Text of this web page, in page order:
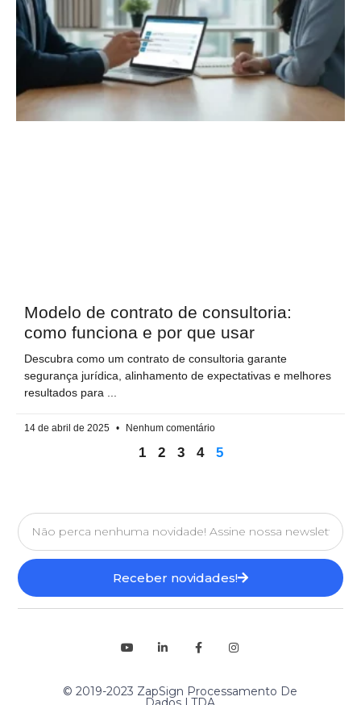
Modelo de contrato de consultoria:
como funciona e por que usar
Descubra como um contrato de consultoria garante
segurança jurídica, alinhamento de expectativas e melhores
resultados para
14 de abril de 2025 Nenhum comentário
1 2 3 4 5
Receber novidades!
© 2019-2023 ZapSign Processamento De